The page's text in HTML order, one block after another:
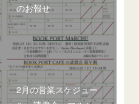
のお報せ
2月の営業スケジュー